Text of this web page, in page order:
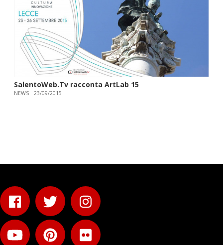
SalentoWeb.Tv racconta ArtLab 15
NEWS 23/09/2015